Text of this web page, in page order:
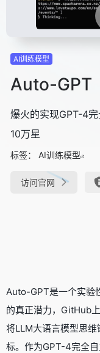
AI训练模型
Auto-GPT
爆火的实现GPT-4
10万星
标签： AI训练模型
访问官网
Auto-GPT是一个实验
的真正潜力，GitHub
将LLM大语言模型思
标。作为GPT-4完全